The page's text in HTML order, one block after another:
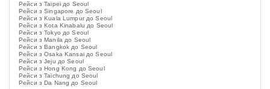
Рейси з Taipei до Seoul
Рейси з Singapore до Seoul
Рейси з Kuala Lumpur до Seoul
Рейси з Kota Kinabalu до Seoul
Рейси з Tokyo до Seoul
Рейси з Manila до Seoul
Рейси з Bangkok до Seoul
Рейси з Osaka Kansai до Seoul
Рейси з Jeju до Seoul
Рейси з Hong Kong до Seoul
Рейси з Taichung до Seoul
Рейси з Da Nang до Seoul